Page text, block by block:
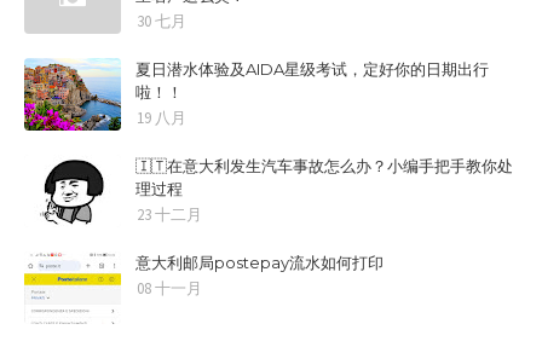
30 七月
夏日潜水体验及AIDA星级考试，定好你的日期出行
啦！！
19 八月
🇮🇹在意大利发生汽车事故怎么办？小编手把手教你处
理过程
23 十二月
意大利邮局postepay流水如何打印
08 十一月